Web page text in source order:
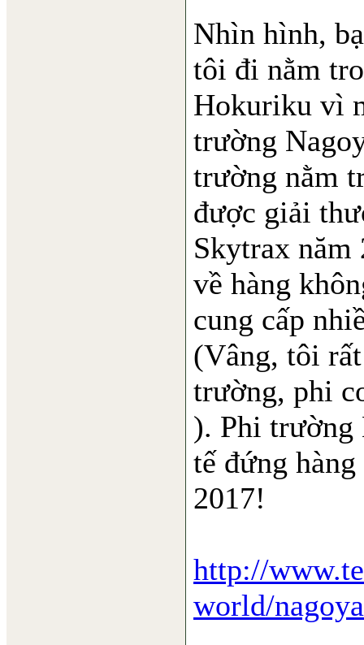
Nhìn hình,
tôi đi nằm
Hokuriku vì
trường
trường nằm
được giải
Skytrax năm
về hàng
cung cấp
(Vâng, tôi
trường, phi
). Phi trường
tế đứng
2017!
http://
world/